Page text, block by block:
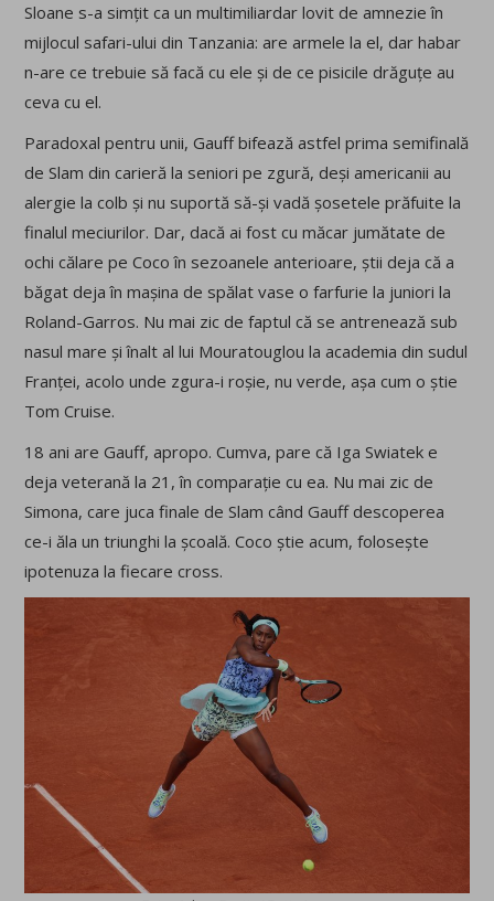
Sloane s-a simțit ca un multimiliardar lovit de amnezie în
mijlocul safari-ului din Tanzania: are armele la el, dar habar
n-are ce trebuie să facă cu ele și de ce pisicile drăguțe au
ceva cu el.
Paradoxal pentru unii, Gauff bifează astfel prima semifinală
de Slam din carieră la seniori pe zgură, deși americanii au
alergie la colb și nu suportă să-și vadă șosetele prăfuite la
finalul meciurilor. Dar, dacă ai fost cu măcar jumătate de
ochi călare pe Coco în sezoanele anterioare, știi deja că a
băgat deja în mașina de spălat vase o farfurie la juniori la
Roland-Garros. Nu mai zic de faptul că se antrenează sub
nasul mare și înalt al lui Mouratouglou la academia din sudul
Franței, acolo unde zgura-i roșie, nu verde, așa cum o știe
Tom Cruise.
18 ani are Gauff, apropo. Cumva, pare că Iga Swiatek e
deja veterană la 21, în comparație cu ea. Nu mai zic de
Simona, care juca finale de Slam când Gauff descoperea
ce-i ăla un triunghi la școală. Coco știe acum, folosește
ipotenuza la fiecare cross.